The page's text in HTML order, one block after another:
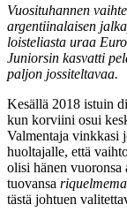
Vuosituhannen
argentiinalaisen
loisteliasta uraa
Juniorsin kasvatti
paljon jossiteltavaa.
Kesällä 2018 istuin
kun korviini osui
Valmentaja vinkkasi
huoltajalle, että
olisi hänen vuoronsa
tuovansa
tästä johtuen